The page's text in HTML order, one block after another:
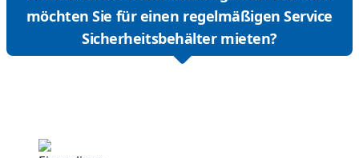
möchten Sie für einen regelmäßigen Service
Sicherheitsbehälter mieten?